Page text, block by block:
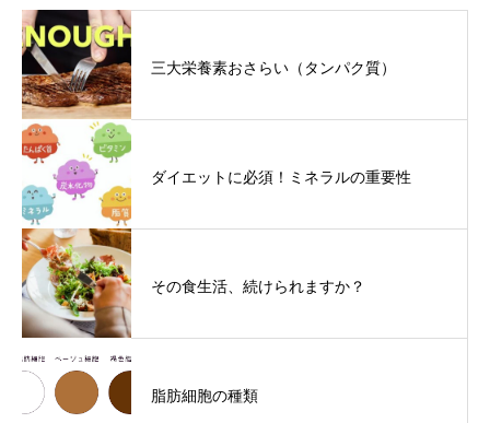
三大栄養素おさらい（タンパク質）
ダイエットに必須！ミネラルの重要性
その食生活、続けられますか？
脂肪細胞の種類